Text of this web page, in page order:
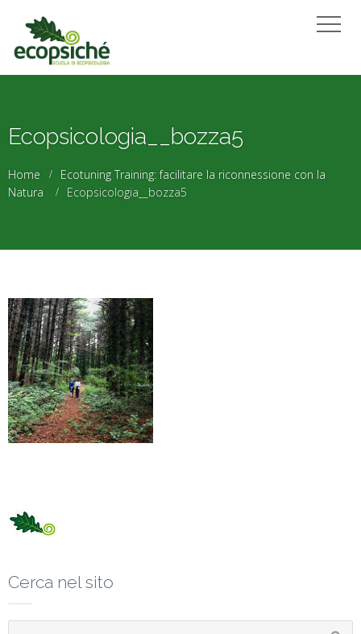
Ecopsicologia__bozza5
Home
Ecotuning Training: facilitare la riconnessione con la
Natura
Ecopsicologia__bozza5
Cerca nel sito